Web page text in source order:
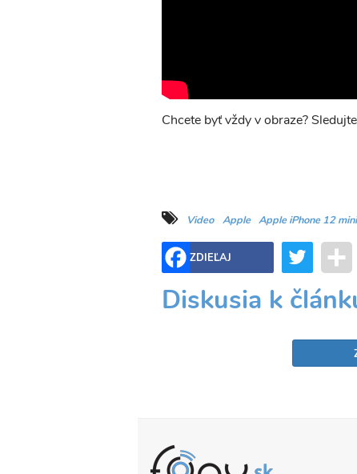
Chcete byť vždy v obraze?
Video Apple Apple iPhone 12 mini
ZDIEĽAJ Twitter
Diskusia k